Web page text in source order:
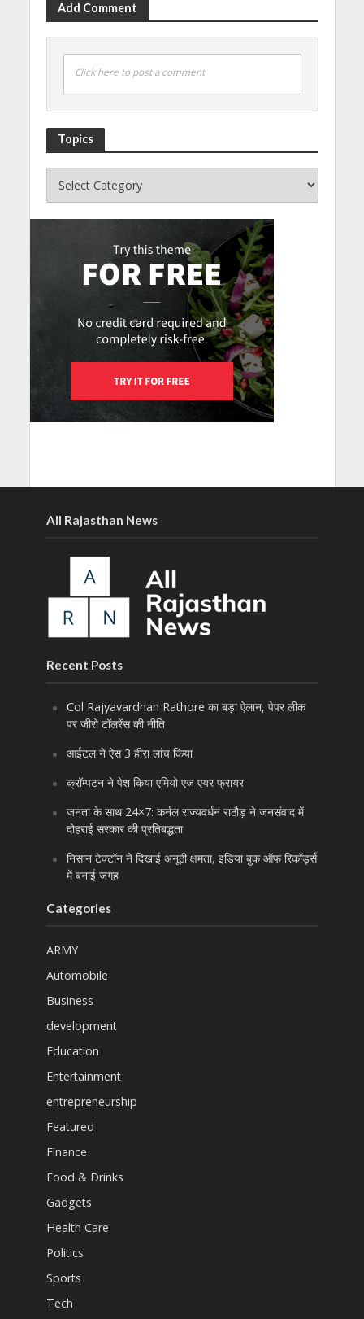
Add Comment
Click here to post a comment
Topics
All Rajasthan News
Recent Posts
Col Rajyavardhan Rathore का बड़ा ऐलान, पेपर लीक
पर जीरो टॉलरेंस की नीति
आईटल ने ऐस 3 हीरा लांच किया
क्रॉम्पटन ने पेश किया एमियो एज एयर फ्रायर
जनता के साथ 24×7: कर्नल राज्यवर्धन राठौड़ ने जनसंवाद में
दोहराई सरकार की प्रतिबद्धता
निसान टेक्टॉन ने दिखाई अनूठी क्षमता, इंडिया बुक ऑफ रिकॉर्ड्स
में बनाई जगह
Categories
ARMY
Automobile
Business
development
Education
Entertainment
entrepreneurship
Featured
Finance
Food & Drinks
Gadgets
Health Care
Politics
Sports
Tech